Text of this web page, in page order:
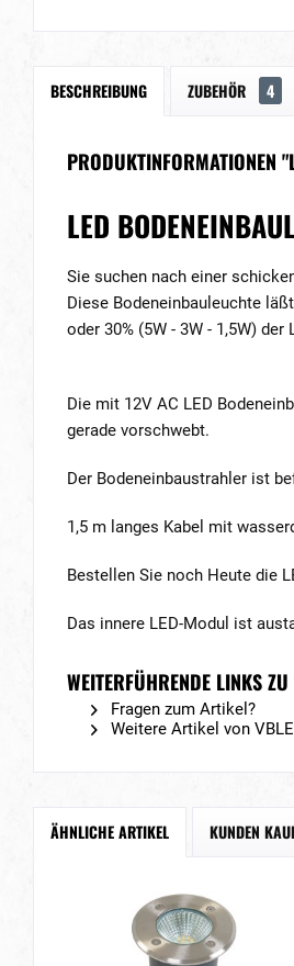
BESCHREIBUNG ZUBEHÖR 4
PRODUKTINFORMATIONEN
LED
Sie suchen nach einer
Diese Bodeneinbauleuchte
oder 30% (5W - 3W - 1,5W)
Die mit 12V AC LED
gerade vorschwebt.
Der Bodeneinbaustrahler ist
1,5 m langes Kabel mit
Bestellen Sie noch Heute die
Das innere LED-Modul ist
WEITERFÜHRENDE LINKS
Fragen zum Artikel?
Weitere Artikel von
ÄHNLICHE ARTIKEL KUNDEN